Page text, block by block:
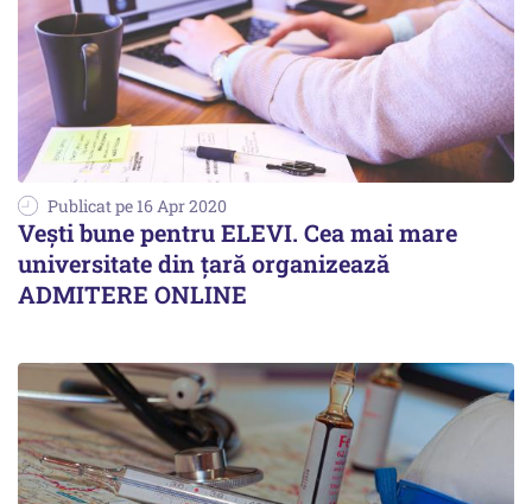
Publicat pe 16 Apr 2020
Vești bune pentru ELEVI. Cea mai mare
universitate din ţară organizează
ADMITERE ONLINE